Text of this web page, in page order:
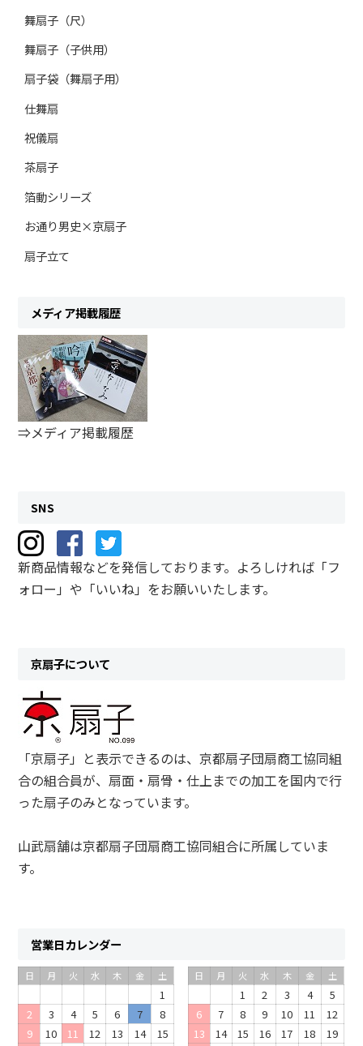
舞扇子（尺）
舞扇子（子供用）
扇子袋（舞扇子用）
仕舞扇
祝儀扇
茶扇子
箔動シリーズ
お通り男史×京扇子
扇子立て
メディア掲載履歴
⇒メディア掲載履歴
SNS
新商品情報などを発信しております。よろしければ「フ
ォロー」や「いいね」をお願いいたします。
京扇子について
「京扇子」と表示できるのは、京都扇子団扇商工協同組
合の組合員が、扇面・扇骨・仕上までの加工を国内で行
った扇子のみとなっています。
山武扇舗は京都扇子団扇商工協同組合に所属していま
す。
営業日カレンダー
日 月 火 水 木 金 土
1
2
3 4 5 6 7
8
9
10 11 12 13 14
15
日 月 火 水 木 金 土
1 2 3 4
5
6
7 8 9 10 11
12
13
14 15 16 17 18
19